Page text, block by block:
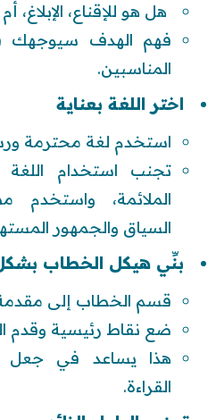
هل هو للإقناع، الإبلاغ،
فهم الهدف سيوجهك في
المناسبين.
اختر اللغة بعناية
استخدم لغة محترمة
تجنب استخدام اللغة
الملائمة،
السياق والجمهور
بنِّي هيكل الخطاب
قسم الخطاب إلى
ضع نقاط رئيسية وقدم
هذا يساعد في جعل
القراءة.